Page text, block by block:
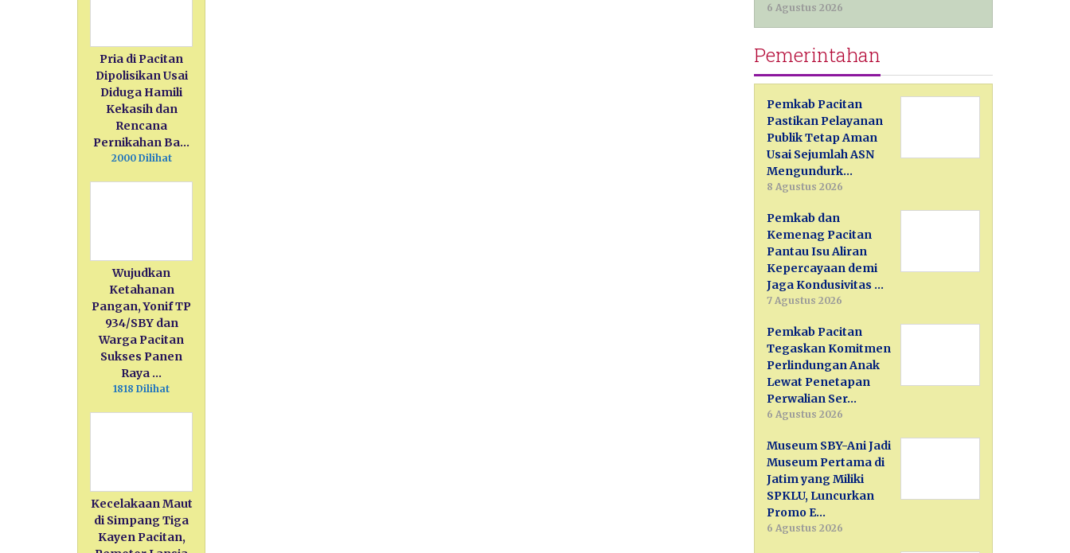
Pria di Pacitan
Dipolisikan Usai
Diduga Hamili
Kekasih dan
Rencana
Pernikahan Ba…
2000 Dilihat
Wujudkan
Ketahanan
Pangan, Yonif TP
934/SBY dan
Warga Pacitan
Sukses Panen
Raya …
1818 Dilihat
Kecelakaan Maut
di Simpang Tiga
Kayen Pacitan,
6 Agustus 2026
Pemerintahan
Pemkab Pacitan
Pastikan Pelayanan
Publik Tetap Aman
Usai Sejumlah ASN
Mengundurk…
8 Agustus 2026
Pemkab dan
Kemenag Pacitan
Pantau Isu Aliran
Kepercayaan demi
Jaga Kondusivitas …
7 Agustus 2026
Pemkab Pacitan
Tegaskan Komitmen
Perlindungan Anak
Lewat Penetapan
Perwalian Ser…
6 Agustus 2026
Museum SBY-Ani Jadi
Museum Pertama di
Jatim yang Miliki
SPKLU, Luncurkan
Promo E…
6 Agustus 2026